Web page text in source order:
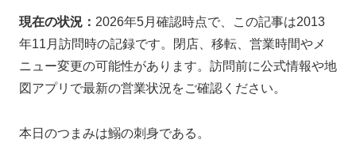
現在の状況： 2026年5月確認時点で、この記事は2013
年11月訪問時の記録です。閉店、移転、営業時間やメ
ニュー変更の可能性があります。訪問前に公式情報や地
図アプリで最新の営業状況をご確認ください。
本日のつまみは鰯の刺身である。